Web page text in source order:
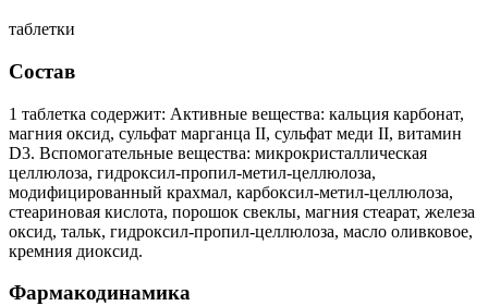
таблетки
Состав
1 таблетка содержит: Активные вещества: кальция карбонат,
магния оксид, сульфат марганца II, сульфат меди II, витамин
D3. Вспомогательные вещества: микрокристаллическая
целлюлоза, гидроксил-пропил-метил-целлюлоза,
модифицированный крахмал, карбоксил-метил-целлюлоза,
стеариновая кислота, порошок свеклы, магния стеарат, железа
оксид, тальк, гидроксил-пропил-целлюлоза, масло оливковое,
кремния диоксид.
Фармакодинамика